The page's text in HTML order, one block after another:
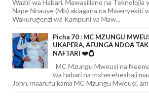
Waziri wa Habari, Mawasiliano na Teknolojia
Nape Nnauye (Mb) akiagana na Mwenyekiti
Wakurugenzi wa Kampuni ya Maw...
Picha 70 : MC MZUNGU
UKAPERA, AFUNGA NDOA
NAFTARI ❤️💍
MC Mzungu Mweusi na
wa habari na mshereheshaji
John, maarufu kama MC Mzungu Mweusi,